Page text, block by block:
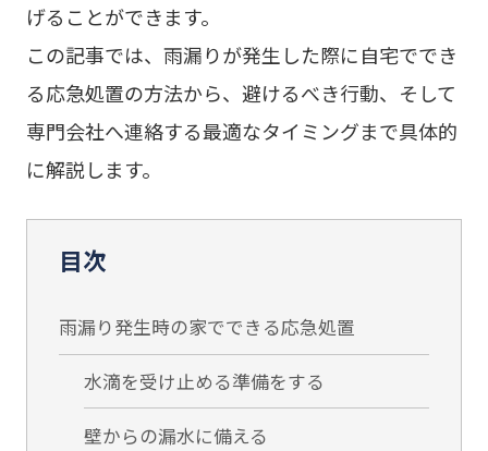
げることができます。
この記事では、雨漏りが発生した際に自宅ででき
る応急処置の方法から、避けるべき行動、そして
専門会社へ連絡する最適なタイミングまで具体的
に解説します。
目次
雨漏り発生時の家でできる応急処置
水滴を受け止める準備をする
壁からの漏水に備える